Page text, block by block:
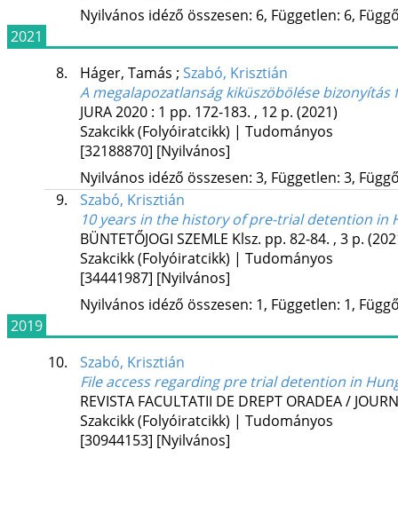
Nyilvános idéző összesen: 6, Független: 6,
2021
8.
Háger, Tamás ; Szabó, Krisztián
A megalapozatlanság kiküszöbölése
JURA2020: 1 pp. 172-183. , 12 p. (2021)
Szakcikk (Folyóiratcikk) | Tudományos
[32188870] [Nyilvános]
Nyilvános idéző összesen: 3, Független: 3,
9.
Szabó, Krisztián
10 years in the history of pre-trial detention in
BÜNTETŐJOGI SZEMLE Klsz. pp. 82-84. , 3 p.
Szakcikk (Folyóiratcikk) | Tudományos
[34441987] [Nyilvános]
Nyilvános idéző összesen: 1, Független: 1,
2019
10.
Szabó, Krisztián
File access regarding pre trial detention in
REVISTA FACULTATII DE DREPT ORADEA /
Szakcikk (Folyóiratcikk) | Tudományos
[30944153] [Nyilvános]